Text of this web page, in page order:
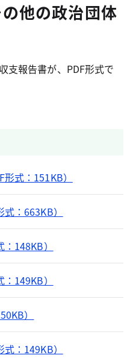
他の政治団体
支報告書が、PDF形式で
式：151KB）
：663KB）
148KB）
149KB）
）
：149KB）